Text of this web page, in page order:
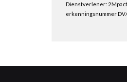
Dienstverlener:
erkenningsnummer